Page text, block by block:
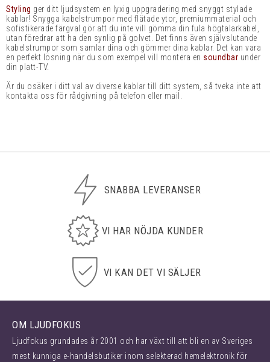
Styling ger ditt ljudsystem en lyxig uppgradering med snyggt stylade
kablar! Snygga kabelstrumpor med flätade ytor, premiummaterial och
sofistikerade färgval gör att du inte vill gömma din fula högtalarkabel,
utan föredrar att ha den synlig på golvet. Det finns även självslutande
kabelstrumpor som samlar dina och gömmer dina kablar. Det kan vara
en perfekt lösning när du som exempel vill montera en soundbar under
din platt-TV.
Är du osäker i ditt val av diverse kablar till ditt system, så tveka inte att
kontakta oss för rådgivning på telefon eller mail.
SNABBA LEVERANSER
VI HAR NÖJDA KUNDER
VI KAN DET VI SÄLJER
OM LJUDFOKUS
Ljudfokus grundades år 2001 och har växt till att bli en av Sveriges
mest kunniga e-handelsbutiker inom selekterad hemelektronik för